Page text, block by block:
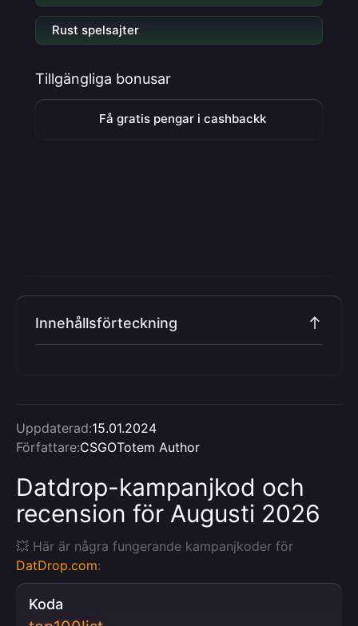
Uppdaterad:15.01.2024
Författare:CSGOTotem Author
Datdrop-kampanjkod och
recension för Augusti 2026
💥 Här är några fungerande kampanjkoder för
DatDrop.com:
Koda
Rust spelsajter
Tillgängliga bonusar
Få gratis pengar i cashbackk
Innehållsförteckning